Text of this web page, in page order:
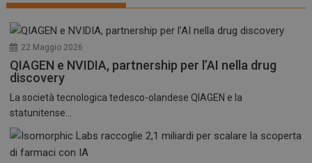
22 Maggio 2026
QIAGEN e NVIDIA, partnership per l’AI nella drug
discovery
La società tecnologica tedesco-olandese QIAGEN e la
statunitense...